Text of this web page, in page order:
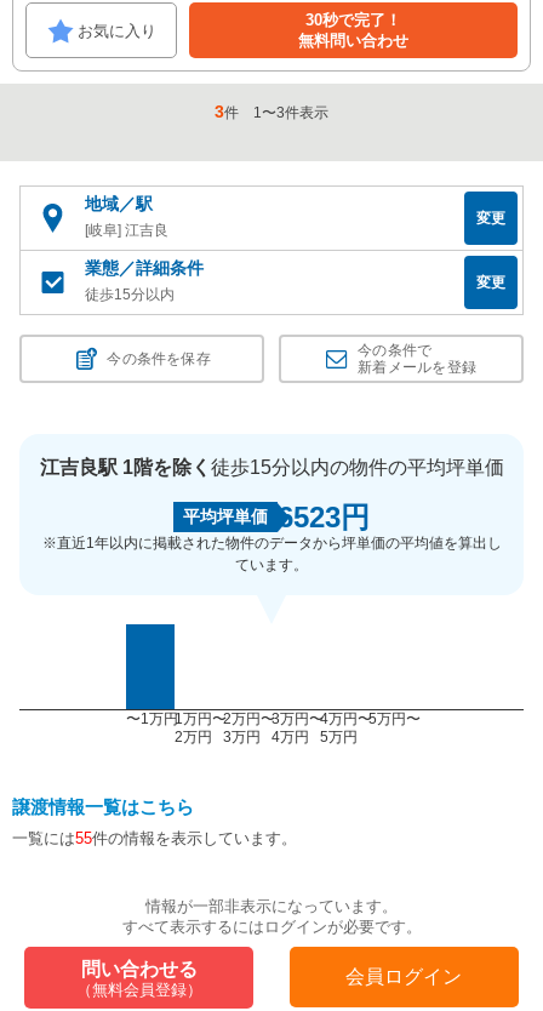
お気に入り
30秒で完了！
無料問い合わせ
3件 1〜3件表示
地域／駅
[岐阜] 江吉良
変更
業態／詳細条件
徒歩15分以内
変更
今の条件を保存
今の条件で
新着メールを登録
江吉良駅 1階を除く 徒歩15分以内の物件の平均坪単価
平均坪単価 6523円
※直近1年以内に掲載された物件のデータから坪単価の平均値を算出し
ています。
〜1万円1万円〜
2万円
2万円〜
3万円
3万円〜
4万円
4万円〜
5万円
5万円〜
譲渡情報一覧はこちら
一覧には55件の情報を表示しています。
情報が一部非表示になっています。
すべて表示するにはログインが必要です。
問い合わせる
（無料会員登録）
会員ログイン